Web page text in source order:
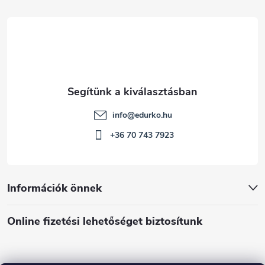
Információk önnek
Online fizetési lehetőséget biztosítunk
info@edurko.hu
+36 70 743 7923